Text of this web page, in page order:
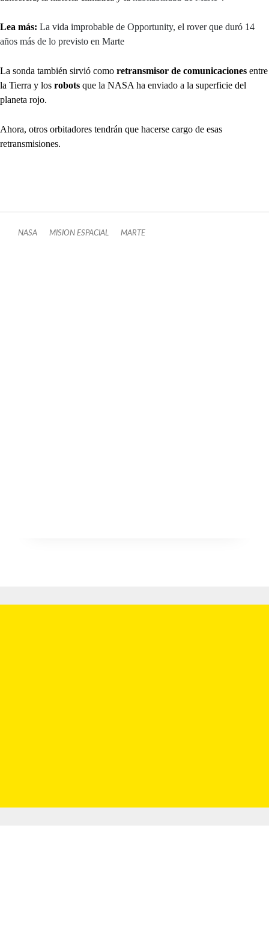
Lea más: La vida improbable de Opportunity, el rover que duró 14
años más de lo previsto en Marte
La sonda también sirvió como retransmisor de comunicaciones entre
la Tierra y los robots que la NASA ha enviado a la superficie del
planeta rojo.
Ahora, otros orbitadores tendrán que hacerse cargo de esas
retransmisiones.
NASA MISION ESPACIAL MARTE